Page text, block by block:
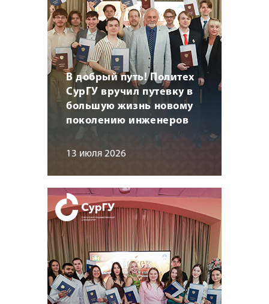
В добрый путь! Политех
СурГУ вручил путевку в
большую жизнь новому
поколению инженеров
13 июля 2026